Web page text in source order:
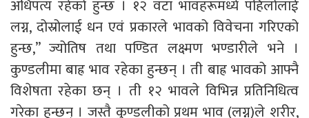
अधिपत्य रहेको हुन्छ । १२ वटा भावहरूमध्ये पहिलोलाई
लग्न, दोस्रोलाई धन एवं प्रकारले भावको विवेचना गरिएको
हुन्छ,” ज्योतिष तथा पण्डित लक्ष्मण भण्डारीले भने ।
कुण्डलीमा बाह्र भाव रहेका हुन्छन् । ती बाह्र भावको आफ्नै
विशेषता रहेका छन् । ती १२ भावले विभिन्न प्रतिनिधित्व
गरेका हुन्छन् । जस्तै कुण्डलीको प्रथम भाव (लग्न)ले शरीर,